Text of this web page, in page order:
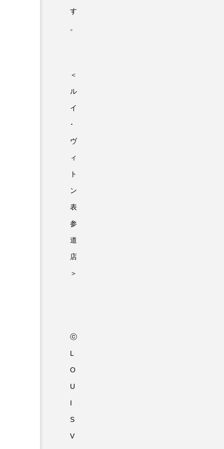
す
。
＜
ル
イ
･
ヴ
ィ
ト
ン
表
参
道
店
＞
ⓒ
L
O
U
I
S
V